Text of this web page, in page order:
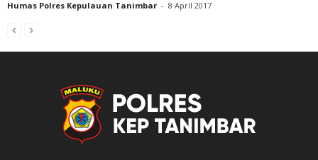
Humas Polres Kepulauan Tanimbar - 8 April 2017